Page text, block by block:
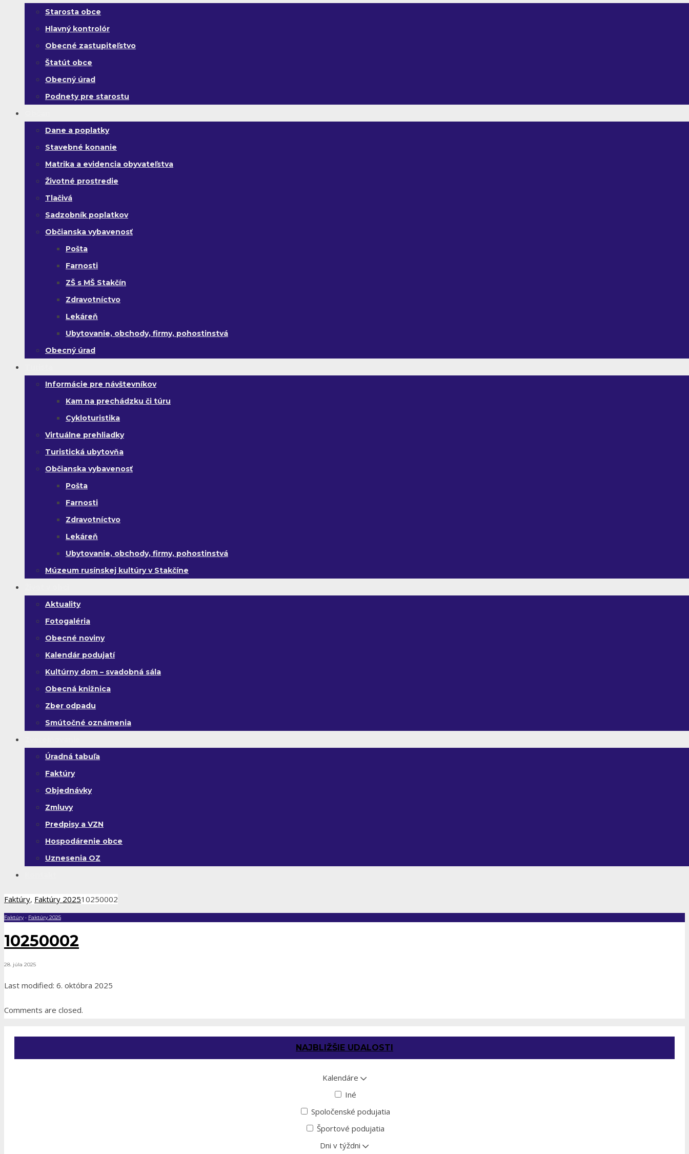
Starosta obce
Hlavný kontrolór
Obecné zastupiteľstvo
Štatút obce
Obecný úrad
Podnety pre starostu
Dane a poplatky
Stavebné konanie
Matrika a evidencia obyvateľstva
Životné prostredie
Tlačivá
Sadzobník poplatkov
Občianska vybavenosť
Pošta
Farnosti
ZŠ s MŠ Stakčín
Zdravotníctvo
Lekáreň
Ubytovanie, obchody, firmy, pohostinstvá
Obecný úrad
Informácie pre návštevníkov
Kam na prechádzku či túru
Cykloturistika
Virtuálne prehliadky
Turistická ubytovňa
Občianska vybavenosť
Pošta
Farnosti
Zdravotníctvo
Lekáreň
Ubytovanie, obchody, firmy, pohostinstvá
Múzeum rusínskej kultúry v Stakčíne
Aktuality
Fotogaléria
Obecné noviny
Kalendár podujatí
Kultúrny dom – svadobná sála
Obecná knižnica
Zber odpadu
Smútočné oznámenia
Úradná tabuľa
Faktúry
Objednávky
Zmluvy
Predpisy a VZN
Hospodárenie obce
Uznesenia OZ
Faktúry, Faktúry 202510250002
Faktúry• Faktúry 2025
10250002
28. júla 2025
Last modified: 6. októbra 2025
Comments are closed.
NAJBLIŽŠIE UDALOSTI
Kalendáre
Iné
Spoločenské podujatia
Športové podujatia
Dni v týždni